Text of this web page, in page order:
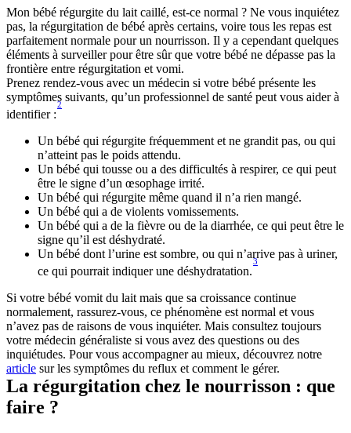
Mon bébé régurgite du lait caillé, est-ce normal ? Ne vous inquiétez
pas, la régurgitation de bébé après certains, voire tous les repas est
parfaitement normale pour un nourrisson. Il y a cependant quelques
éléments à surveiller pour être sûr que votre bébé ne dépasse pas la
frontière entre régurgitation et vomi.
Prenez rendez-vous avec un médecin si votre bébé présente les
symptômes suivants, qu’un professionnel de santé peut vous aider à
identifier :
2
Un bébé qui régurgite fréquemment et ne grandit pas, ou qui
n’atteint pas le poids attendu.
Un bébé qui tousse ou a des difficultés à respirer, ce qui peut
être le signe d’un œsophage irrité.
Un bébé qui régurgite même quand il n’a rien mangé.
Un bébé qui a de violents vomissements.
Un bébé qui a de la fièvre ou de la diarrhée, ce qui peut être le
signe qu’il est déshydraté.
Un bébé dont l’urine est sombre, ou qui n’arrive pas à uriner,
ce qui pourrait indiquer une déshydratation.
3
Si votre bébé vomit du lait mais que sa croissance continue
normalement, rassurez-vous, ce phénomène est normal et vous
n’avez pas de raisons de vous inquiéter. Mais consultez toujours
votre médecin généraliste si vous avez des questions ou des
article sur les symptômes du reflux et comment le gérer.
La régurgitation chez le nourrisson : que
faire ?